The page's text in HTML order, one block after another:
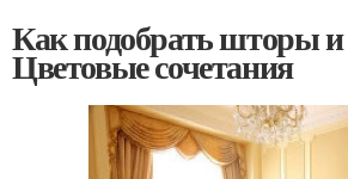
Как подобрать шторы
Цветовые сочетания